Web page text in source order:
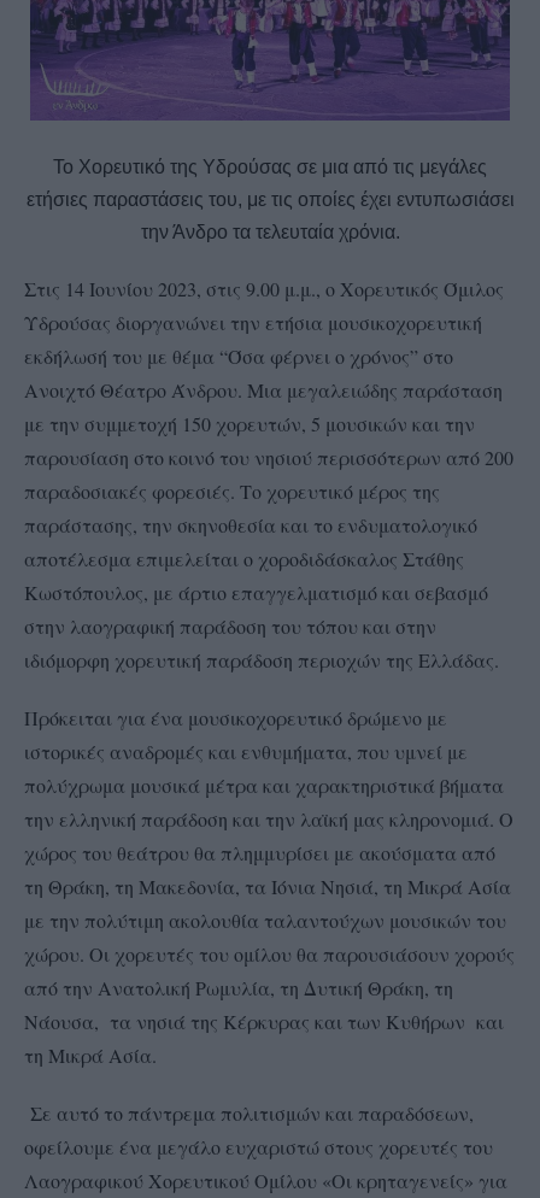
Το Χορευτικό της Υδρούσας σε μια από τις μεγάλες
ετήσιες παραστάσεις του, με τις οποίες έχει εντυπωσιάσει
την Άνδρο τα τελευταία χρόνια.
Στις 14 Ιουνίου 2023, στις 9.00 μ.μ., ο Χορευτικός Όμιλος
Υδρούσας διοργανώνει την ετήσια μουσικοχορευτική
εκδήλωσή του με θέμα “Όσα φέρνει ο χρόνος” στο
Ανοιχτό Θέατρο Άνδρου. Μια μεγαλειώδης παράσταση
με την συμμετοχή 150 χορευτών, 5 μουσικών και την
παρουσίαση στο κοινό του νησιού περισσότερων από 200
παραδοσιακές φορεσιές. Το χορευτικό μέρος της
παράστασης, την σκηνοθεσία και το ενδυματολογικό
αποτέλεσμα επιμελείται ο χοροδιδάσκαλος Στάθης
Κωστόπουλος, με άρτιο επαγγελματισμό και σεβασμό
στην λαογραφική παράδοση του τόπου και στην
ιδιόμορφη χορευτική παράδοση περιοχών της Ελλάδας.
Πρόκειται για ένα μουσικοχορευτικό δρώμενο με
ιστορικές αναδρομές και ενθυμήματα, που υμνεί με
πολύχρωμα μουσικά μέτρα και χαρακτηριστικά βήματα
την ελληνική παράδοση και την λαϊκή μας κληρονομιά. Ο
χώρος του θεάτρου θα πλημμυρίσει με ακούσματα από
τη Θράκη, τη Μακεδονία, τα Ιόνια Νησιά, τη Μικρά Ασία
με την πολύτιμη ακολουθία ταλαντούχων μουσικών του
χώρου. Οι χορευτές του ομίλου θα παρουσιάσουν χορούς
από την Ανατολική Ρωμυλία, τη Δυτική Θράκη, τη
Νάουσα, τα νησιά της Κέρκυρας και των Κυθήρων και
τη Μικρά Ασία.
Σε αυτό το πάντρεμα πολιτισμών και παραδόσεων,
οφείλουμε ένα μεγάλο ευχαριστώ στους χορευτές του
Λαογραφικού Χορευτικού Ομίλου «Οι κρηταγενείς» για